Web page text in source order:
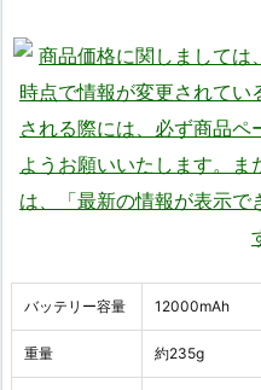
バッテリー容量 12000mAh
重量 約235g